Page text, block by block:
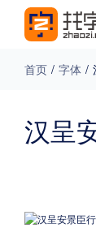
免费下载
首页 / 字体 /
汉呈